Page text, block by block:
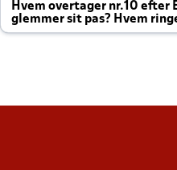
Hvem overtager nr.10 efter
glemmer sit pas? Hvem
altid til efter kampe?